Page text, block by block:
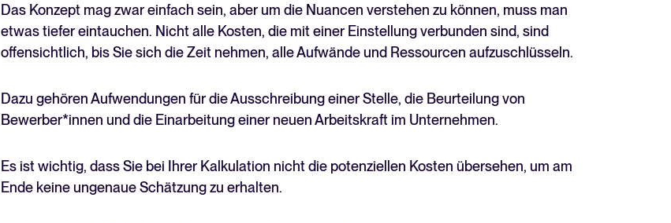
Das Konzept mag zwar einfach sein, aber um die Nuancen verstehen zu können, muss man
etwas tiefer eintauchen. Nicht alle Kosten, die mit einer Einstellung verbunden sind, sind
offensichtlich, bis Sie sich die Zeit nehmen, alle Aufwände und Ressourcen aufzuschlüsseln.
Dazu gehören Aufwendungen für die Ausschreibung einer Stelle, die Beurteilung von
Bewerber*innen und die Einarbeitung einer neuen Arbeitskraft im Unternehmen.
Es ist wichtig, dass Sie bei Ihrer Kalkulation nicht die potenziellen Kosten übersehen, um am
Ende keine ungenaue Schätzung zu erhalten.